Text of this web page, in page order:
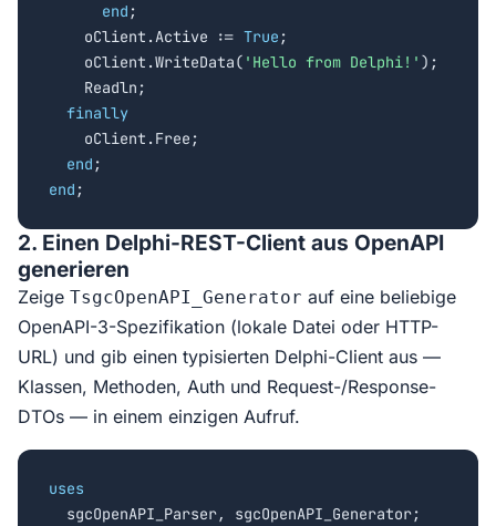
end ;
    oClient.Active :=
True ;
    oClient.WriteData(
'Hello from Delphi!' );
    Readln;
finally
    oClient.Free;
end
end ;
2. Einen Delphi-REST-Client aus OpenAPI
generieren
Zeige TsgcOpenAPI_Generator auf eine beliebige
OpenAPI-3-Spezifikation (lokale Datei oder HTTP-
URL) und gib einen typisierten Delphi-Client aus —
Klassen, Methoden, Auth und Request-/Response-
DTOs — in einem einzigen Aufruf.
uses
sgcOpenAPI_Parser, sgcOpenAPI_Generator;